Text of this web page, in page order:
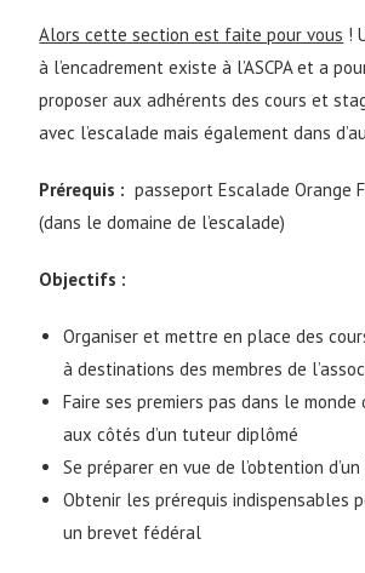
Alors cette section est faite pour vous !
à l’encadrement existe à l’ASCPA et a
proposer aux adhérents des cours et
avec l’escalade mais également dans
Prérequis : passeport Escalade Orange
(dans le domaine de l’escalade)
Objectifs :
Organiser et mettre en place des
à destinations des membres de
Faire ses premiers pas dans le monde
aux côtés d’un tuteur diplômé
Se préparer en vue de l’obtention
Obtenir les prérequis indispensables
un brevet fédéral